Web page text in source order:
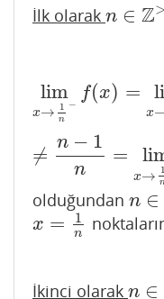
İlk olarak n ∈ Z
n∈Z >0
lim
x→ 1
n
−
f(x) =
x
≠
n − 1
n
=
x→ 1
limx→ 1n−f( x)= lim
olduğundan n ∈
n∈Z
x = 1
n
x= 1n
İkinci olarak n ∈
n∈Z